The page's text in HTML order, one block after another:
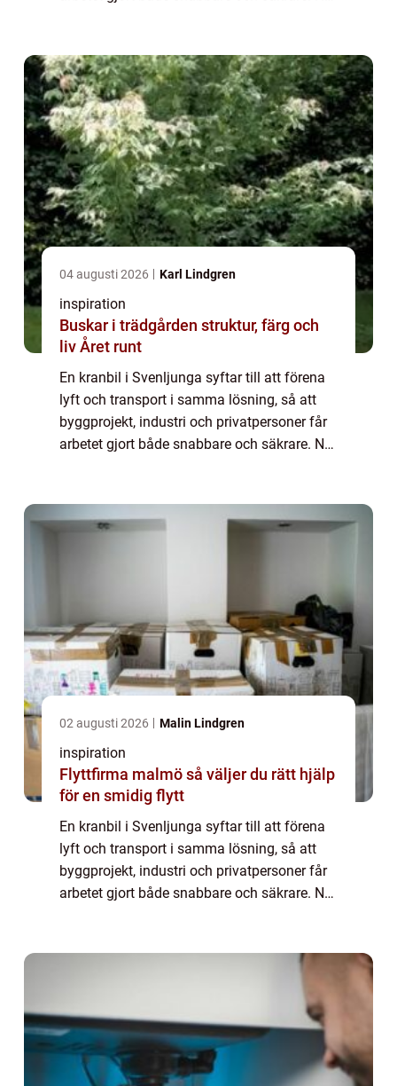
04 augusti 2026 Karl Lindgren
inspiration
Buskar i trädgården struktur, färg och
liv Året runt
En kranbil i Svenljunga syftar till att förena
lyft och transport i samma lösning, så att
byggprojekt, industri och privatpersoner får
arbetet gjort både snabbare och säkrare. När
02 augusti 2026 Malin Lindgren
inspiration
Flyttfirma malmö så väljer du rätt hjälp
för en smidig flytt
En kranbil i Svenljunga syftar till att förena
lyft och transport i samma lösning, så att
byggprojekt, industri och privatpersoner får
arbetet gjort både snabbare och säkrare. När